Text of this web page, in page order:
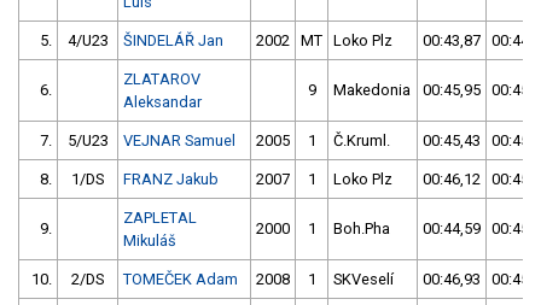
5. 4/U23 ŠINDELÁŘ Jan 2002 MT Loko Plz 00:43,87
6.
ZLATAROV
Aleksandar
9 Makedonia 00:45,95
7. 5/U23 VEJNAR Samuel 2005 1 Č.Kruml. 00:45,43
8. 1/DS FRANZ Jakub 2007 1 Loko Plz 00:46,12
9.
ZAPLETAL
Mikuláš
2000 1 Boh.Pha 00:44,59
10. 2/DS TOMEČEK Adam 2008 1 SKVeselí 00:46,93